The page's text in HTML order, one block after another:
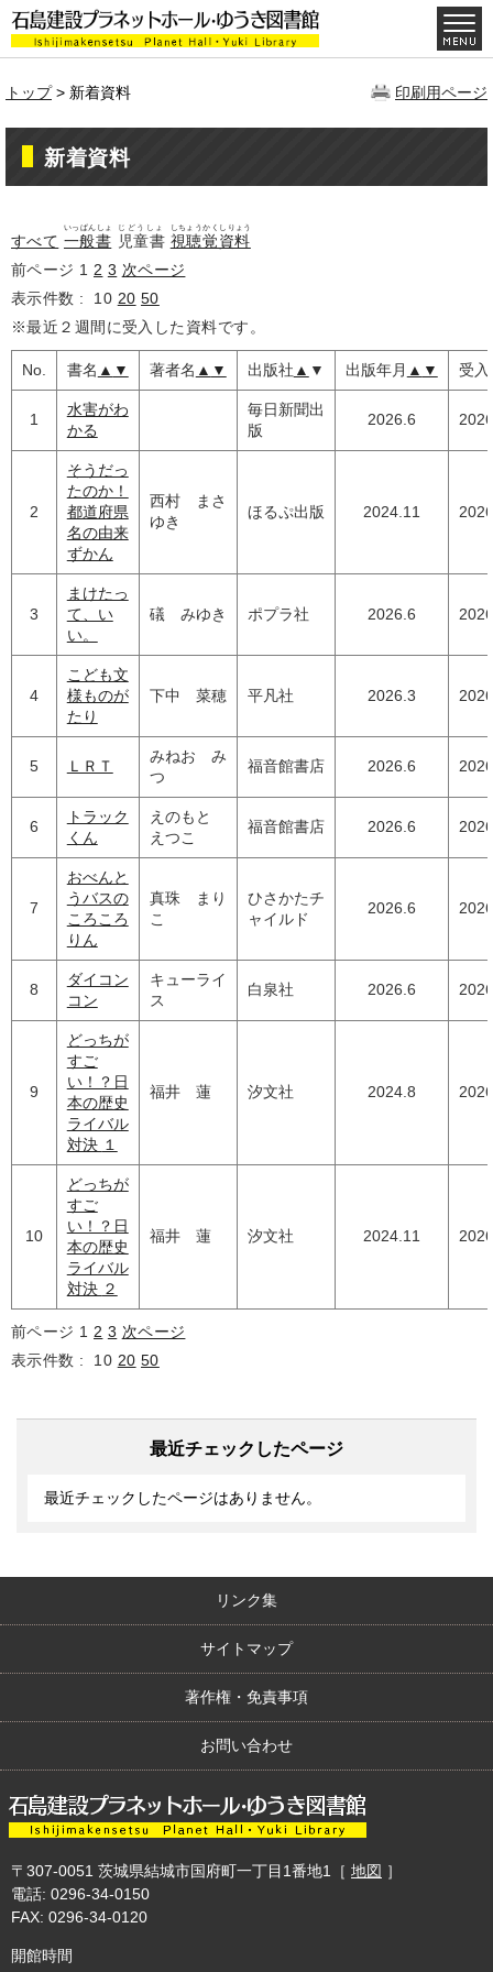
印刷用ページ
トップ > 新着資料
新着資料
すべて 一般書
いっぱんしょ
児童書
じどうしょ
視聴覚資料
しちょうかくしりょう
前ページ 1 2 3 次ページ
10 20 50
※最近２週間に受入した資料です。
No. 書名 ▲ ▼ 著者名 ▲ ▼ 出版社 ▲ ▼ 出版年月 ▲ ▼ 受入
1
水害がわ
かる
毎日新聞出
版
2026.6
2
そうだっ
たのか！
都道府県
名の由来
ずかん
西村 まさ
ゆき
ほるぷ出版 2024.11
3
まけたっ
て、い
い。
礒 みゆき ポプラ社 2026.6
4
こども文
様ものが
たり
下中 菜穂 平凡社 2026.3
5 ＬＲＴ
みねお み
つ
福音館書店 2026.6
6
トラック
くん
えのもと
えつこ
福音館書店 2026.6
7
おべんと
うバスの
ころころ
りん
真珠 まり
こ
ひさかたチ
ャイルド
2026.6
8
ダイコン
コン
キューライ
ス
白泉社 2026.6
9
どっちが
すご
い！？日
本の歴史
ライバル
対決 １
福井 蓮 汐文社 2024.8
10
どっちが
すご
い！？日
本の歴史
ライバル
対決 ２
福井 蓮 汐文社 2024.11
前ページ 1 2 3 次ページ
10 20 50
最近チェックしたページ
最近チェックしたページはありません。
リンク集
サイトマップ
著作権・免責事項
お問い合わせ
〒307-0051 茨城県結城市国府町一丁目1番地1 ［ 地図 ］
電話: 0296-34-0150
FAX: 0296-34-0120
開館時間